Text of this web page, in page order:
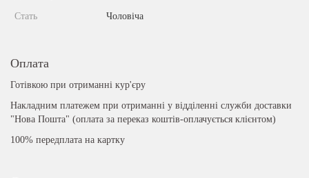
Стать Чоловіча
Оплата
Готівкою при отриманні кур'єру
Накладним платежем при отриманні у відділенні служби доставки
"Нова Пошта" (оплата за переказ коштів-оплачується клієнтом)
100% передплата на картку